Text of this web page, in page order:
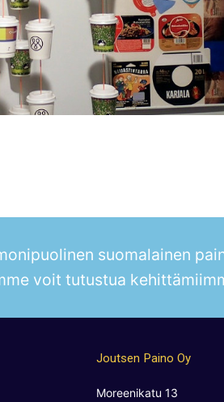
suomalainen
voit tutustua
Joutsen Paino Oy
Moreenikatu 13